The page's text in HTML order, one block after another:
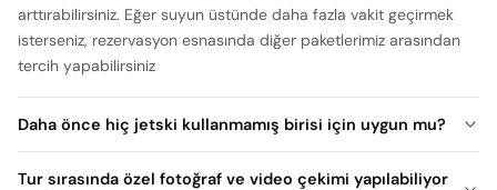
arttırabilirsiniz. Eğer suyun üstünde daha fazla vakit geçirmek
isterseniz, rezervasyon esnasında diğer paketlerimiz arasından
tercih yapabilirsiniz
Daha önce hiç jetski kullanmamış birisi için uygun mu?
Tur sırasında özel fotoğraf ve video çekimi yapılabiliyor